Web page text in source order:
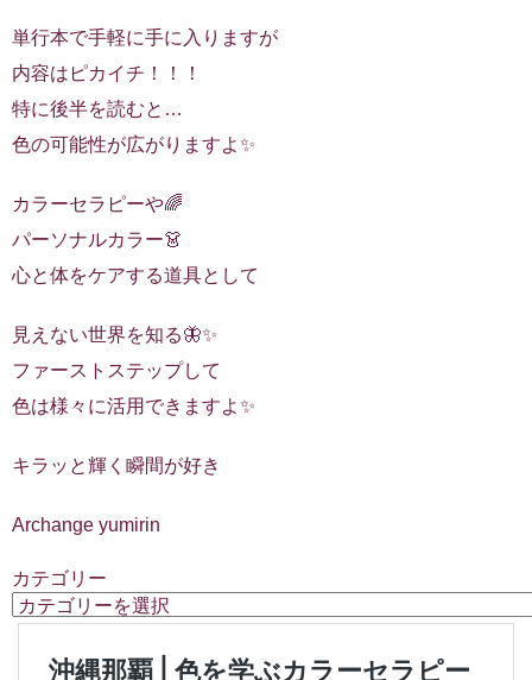
単行本で手軽に手に入りますが
内容はピカイチ！！！
特に後半を読むと…
色の可能性が広がりますよ✨
カラーセラピーや🌈
パーソナルカラー👗
心と体をケアする道具として
見えない世界を知る🦋✨
ファーストステップして
色は様々に活用できますよ✨
キラッと輝く瞬間が好き
Archange yumirin
カテゴリー
カ
テ